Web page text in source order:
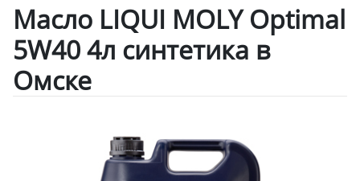
Масло LIQUI MOLY Optimal
5W40 4л синтетика в
Омске